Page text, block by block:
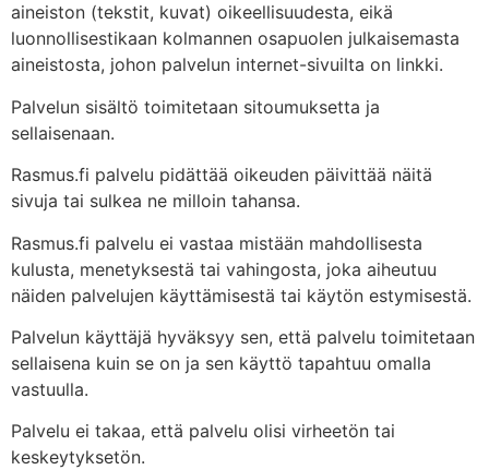
aineiston (tekstit, kuvat) oikeellisuudesta, eikä
luonnollisestikaan kolmannen osapuolen julkaisemasta
aineistosta, johon palvelun internet-sivuilta on linkki.
Palvelun sisältö toimitetaan sitoumuksetta ja
sellaisenaan.
Rasmus.fi palvelu pidättää oikeuden päivittää näitä
sivuja tai sulkea ne milloin tahansa.
Rasmus.fi palvelu ei vastaa mistään mahdollisesta
kulusta, menetyksestä tai vahingosta, joka aiheutuu
näiden palvelujen käyttämisestä tai käytön estymisestä.
Palvelun käyttäjä hyväksyy sen, että palvelu toimitetaan
sellaisena kuin se on ja sen käyttö tapahtuu omalla
vastuulla.
Palvelu ei takaa, että palvelu olisi virheetön tai
keskeytyksetön.